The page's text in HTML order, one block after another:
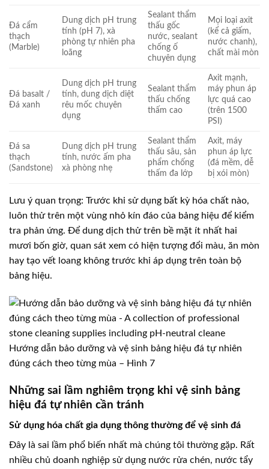
Đá cẩm
thạch
(Marble)
Dung dịch pH trung
tính (pH 7), xà
phòng tự nhiên pha
loãng
Sealant thẩm
thấu gốc
nước, sealant
chống ố
chuyên dụng
Mọi loại axit
(kể cả giấm,
nước chanh),
chất mài mòn
Đá basalt /
Đá xanh
Dung dịch pH trung
tính, dung dịch diệt
rêu mốc chuyên
dụng
Sealant thẩm
thấu chống
thấm cao
Axit mạnh,
máy phun áp
lực quá cao
(trên 1500
PSI)
Đá sa
thạch
(Sandstone)
Dung dịch pH trung
tính, nước ấm pha
xà phòng nhẹ
Sealant thẩm
thấu sâu, sản
phẩm chống
thấm đa lớp
Axit, máy
phun áp lực
(đá mềm, dễ
bị xói mòn)
Lưu ý quan trọng: Trước khi sử dụng bất kỳ hóa chất nào,
luôn thử trên một vùng nhỏ kín đáo của bảng hiệu để kiểm
tra phản ứng. Để dung dịch thử trên bề mặt ít nhất hai
mươi bốn giờ, quan sát xem có hiện tượng đổi màu, ăn mòn
hay tạo vết loang không trước khi áp dụng trên toàn bộ
bảng hiệu.
Hướng dẫn bảo dưỡng và vệ sinh bảng hiệu đá tự nhiên
đúng cách theo từng mùa – Hình 7
Những sai lầm nghiêm trọng khi vệ sinh bảng
hiệu đá tự nhiên cần tránh
Sử dụng hóa chất gia dụng thông thường để vệ sinh đá
Đây là sai lầm phổ biến nhất mà chúng tôi thường gặp. Rất
nhiều chủ doanh nghiệp sử dụng nước rửa chén, nước tẩy